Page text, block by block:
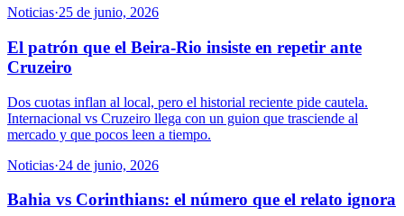
Noticias·25 de junio, 2026
El patrón que el Beira-Rio insiste en repetir ante
Cruzeiro
Dos cuotas inflan al local, pero el historial reciente pide cautela.
Internacional vs Cruzeiro llega con un guion que trasciende al
mercado y que pocos leen a tiempo.
Noticias·24 de junio, 2026
Bahia vs Corinthians: el número que el relato ignora